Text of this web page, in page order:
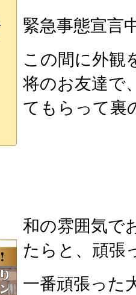
緊急事態宣言
この間に外観
将のお友達で
てもらって裏
和の雰囲気で
たらと、頑張
一番頑張った